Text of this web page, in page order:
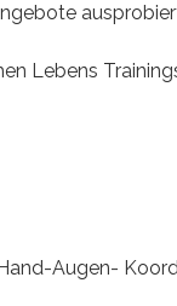
Lebens
Augen-